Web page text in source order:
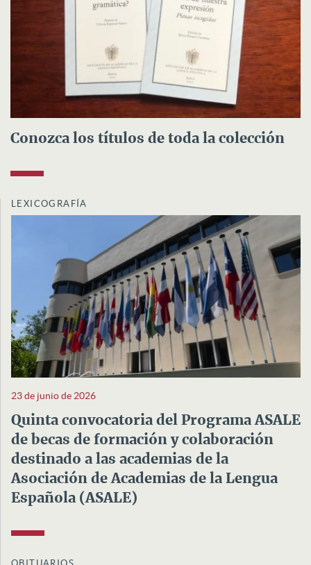
Conozca los títulos de toda la colección
LEXICOGRAFÍA
23 de junio de 2026
Quinta convocatoria del Programa ASALE
de becas de formación y colaboración
destinado a las academias de la
Asociación de Academias de la Lengua
Española (ASALE)